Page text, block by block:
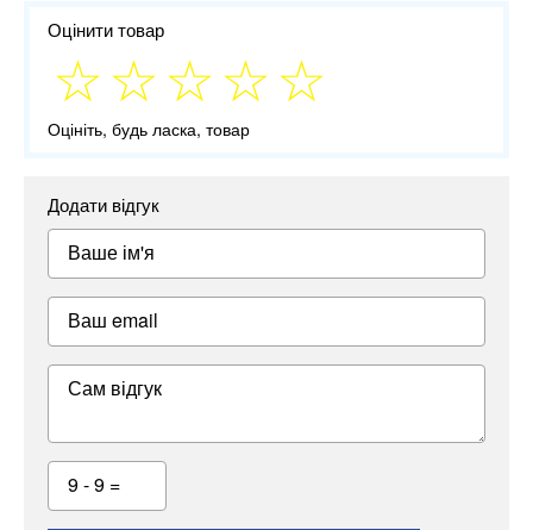
Оцінити товар
Оцініть, будь ласка, товар
Додати відгук
Ваше ім'я
Ваш email
Сам відгук
9 - 9 =